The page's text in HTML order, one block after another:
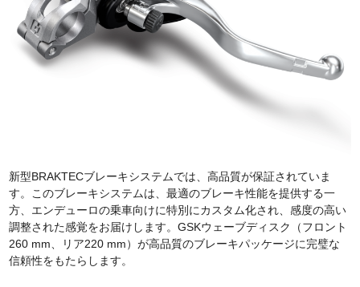
新型BRAKTECブレーキシステムでは、高品質が保証されていま
す。このブレーキシステムは、最適のブレーキ性能を提供する一
方、エンデューロの乗車向けに特別にカスタム化され、感度の高い
調整された感覚をお届けします。GSKウェーブディスク（フロント
260 mm、リア220 mm）が高品質のブレーキパッケージに完璧な
信頼性をもたらします。